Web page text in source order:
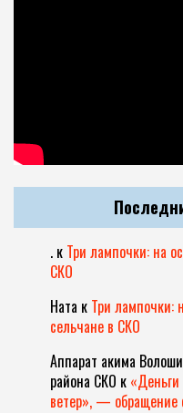
. к Три лампочки: на
СКО
Ната к Три лампочки:
сельчане в СКО
Аппарат акима
района СКО к
ветер», — обращение